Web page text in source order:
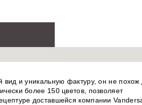
и уникальную фактуру, он не похож
более 150 цветов, позволяет
доставшейся компании